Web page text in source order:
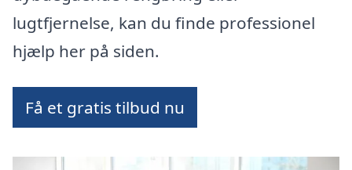
lugtfjernelse, kan du finde professionel
hjælp her på siden.
Få et gratis tilbud nu